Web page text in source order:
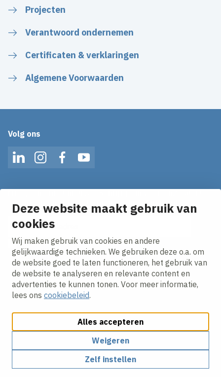
Deze website maakt gebruik van
cookies
Wij maken gebruik van cookies en andere
gelijkwaardige technieken. We gebruiken deze o.a. om
de website goed te laten functioneren, het gebruik van
de website te analyseren en relevante content en
advertenties te kunnen tonen. Voor meer informatie,
lees ons cookiebeleid.
Alles accepteren
Weigeren
Zelf instellen
Projecten
Verantwoord ondernemen
Certificaten & verklaringen
Algemene Voorwaarden
Volg ons
LinkedInInstagramFacebookYouTube
en ontvang het laatste nieuws direct in je inbox!
E-mailadres
Ik ga akkoord met hetprivacy statement.
Cookies aanpassenCookie beleidPrivacy policy